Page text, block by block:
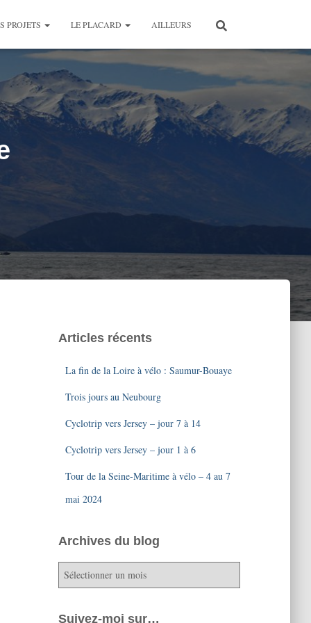
PROJETS LE PLACARD AILLEURS
Articles récents
La fin de la Loire à vélo : Saumur-Bouaye
Trois jours au Neubourg
Cyclotrip vers Jersey – jour 7 à 14
Cyclotrip vers Jersey – jour 1 à 6
Tour de la Seine-Maritime à vélo – 4 au 7
mai 2024
Archives du blog
r
h
Suivez-moi sur…